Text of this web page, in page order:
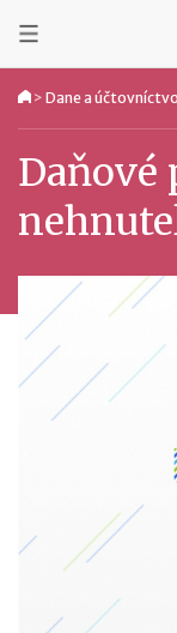
> Dane a účtovníctvo
Daňové